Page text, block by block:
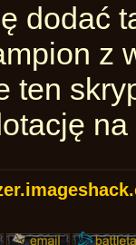
dodać
z
ten
na